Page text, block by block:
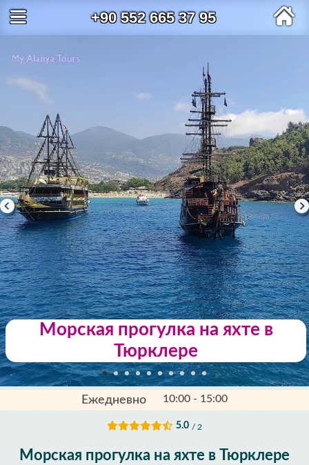
+90 552 665 37 95
Морская прогулка на яхте в
Тюрклере
Ежедневно 10:00 - 15:00
5.0 / 2
Морская прогулка на яхте в Тюрклере